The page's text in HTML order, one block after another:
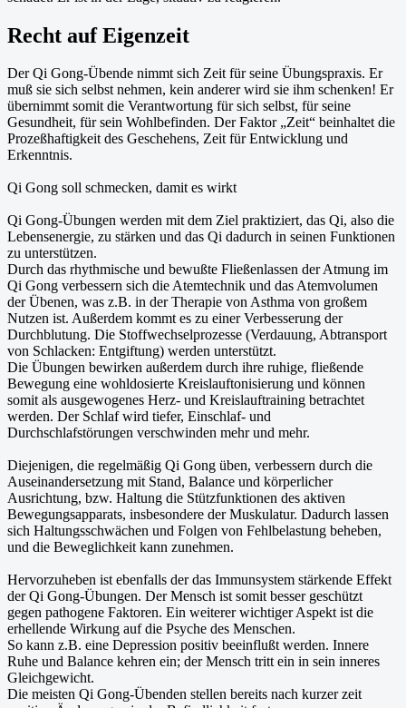
Recht auf Eigenzeit
Der Qi Gong-Übende nimmt sich Zeit für seine Übungspraxis. Er
muß sie sich selbst nehmen, kein anderer wird sie ihm schenken! Er
übernimmt somit die Verantwortung für sich selbst, für seine
Gesundheit, für sein Wohlbefinden. Der Faktor „Zeit“ beinhaltet die
Prozeßhaftigkeit des Geschehens, Zeit für Entwicklung und
Erkenntnis.
Qi Gong soll schmecken, damit es wirkt
Qi Gong-Übungen werden mit dem Ziel praktiziert, das Qi, also die
Lebensenergie, zu stärken und das Qi dadurch in seinen Funktionen
zu unterstützen.
Durch das rhythmische und bewußte Fließenlassen der Atmung im
Qi Gong verbessern sich die Atemtechnik und das Atemvolumen
der Übenen, was z.B. in der Therapie von Asthma von großem
Nutzen ist. Außerdem kommt es zu einer Verbesserung der
Durchblutung. Die Stoffwechselprozesse (Verdauung, Abtransport
von Schlacken: Entgiftung) werden unterstützt.
Die Übungen bewirken außerdem durch ihre ruhige, fließende
Bewegung eine wohldosierte Kreislauftonisierung und können
somit als ausgewogenes Herz- und Kreislauftraining betrachtet
werden. Der Schlaf wird tiefer, Einschlaf- und
Durchschlafstörungen verschwinden mehr und mehr.
Diejenigen, die regelmäßig Qi Gong üben, verbessern durch die
Auseinandersetzung mit Stand, Balance und körperlicher
Ausrichtung, bzw. Haltung die Stützfunktionen des aktiven
Bewegungsapparats, insbesondere der Muskulatur. Dadurch lassen
sich Haltungsschwächen und Folgen von Fehlbelastung beheben,
und die Beweglichkeit kann zunehmen.
Hervorzuheben ist ebenfalls der das Immunsystem stärkende Effekt
der Qi Gong-Übungen. Der Mensch ist somit besser geschützt
gegen pathogene Faktoren. Ein weiterer wichtiger Aspekt ist die
erhellende Wirkung auf die Psyche des Menschen.
So kann z.B. eine Depression positiv beeinflußt werden. Innere
Ruhe und Balance kehren ein; der Mensch tritt ein in sein inneres
Gleichgewicht.
Die meisten Qi Gong-Übenden stellen bereits nach kurzer zeit